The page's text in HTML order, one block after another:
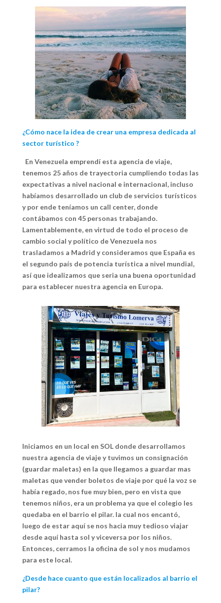
¿Cómo nace la idea de crear una empresa dedicada al
sector turístico ?
En Venezuela emprendí esta agencia de viaje,
tenemos 25 años de trayectoria cumpliendo todas las
expectativas a nivel nacional e internacional, incluso
habíamos desarrollado un club de servicios turísticos
y por ende teníamos un call center, donde
contábamos con 45 personas trabajando.
Lamentablemente, en virtud de todo el proceso de
cambio social y político de Venezuela nos
trasladamos a Madrid y consideramos que España es
el segundo país de potencia turística a nivel mundial,
así que idealizamos que seria una buena oportunidad
para establecer nuestra agencia en Europa.
Iniciamos en un local en SOL donde desarrollamos
nuestra agencia de viaje y tuvimos un consignación
(guardar maletas) en la que llegamos a guardar mas
maletas que vender boletos de viaje por qué la voz se
había regado, nos fue muy bien, pero en vista que
tenemos niños, era un problema ya que el colegio les
quedaba en el barrio el pilar. la cual nos encantó,
luego de estar aquí se nos hacia muy tedioso viajar
desde aquí hasta sol y viceversa por los niños.
Entonces, cerramos la oficina de sol y nos mudamos
para este local.
¿Desde hace cuanto que están localizados al barrio el
pilar?